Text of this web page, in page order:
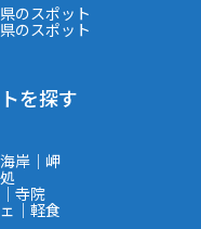
のスポット
のスポット
を探す
岸｜岬
寺院
｜軽食